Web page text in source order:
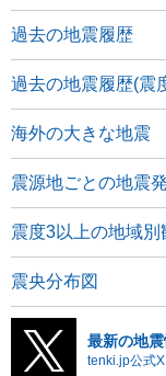
過去の地震履歴
過去の地震履歴(震
海外の大きな地震
震源地ごとの地震
震度3以上の地域別
震央分布図
最新の地
tenki.jp公式X